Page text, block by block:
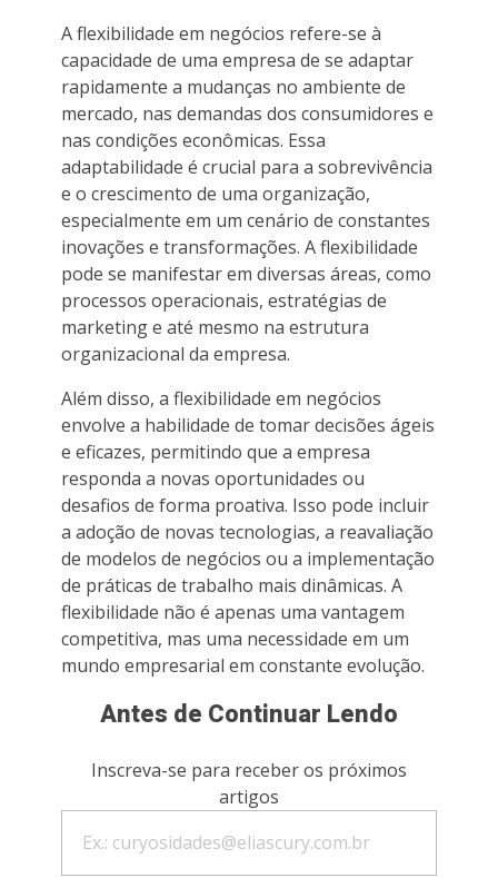
A flexibilidade em negócios refere-se à
capacidade de uma empresa de se adaptar
rapidamente a mudanças no ambiente de
mercado, nas demandas dos consumidores e
nas condições econômicas. Essa
adaptabilidade é crucial para a sobrevivência
e o crescimento de uma organização,
especialmente em um cenário de constantes
inovações e transformações. A flexibilidade
pode se manifestar em diversas áreas, como
processos operacionais, estratégias de
marketing e até mesmo na estrutura
organizacional da empresa.
Além disso, a flexibilidade em negócios
envolve a habilidade de tomar decisões ágeis
e eficazes, permitindo que a empresa
responda a novas oportunidades ou
desafios de forma proativa. Isso pode incluir
a adoção de novas tecnologias, a reavaliação
de modelos de negócios ou a implementação
de práticas de trabalho mais dinâmicas. A
flexibilidade não é apenas uma vantagem
competitiva, mas uma necessidade em um
mundo empresarial em constante evolução.
Antes de Continuar Lendo
Inscreva-se para receber os próximos
artigos